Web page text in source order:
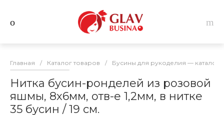
Главная / Каталог товаров / Бусины для рукоделия — каталог
Нитка бусин-ронделей из розовой
яшмы, 8х6мм, отв-е 1,2мм, в нитке
35 бусин / 19 см.